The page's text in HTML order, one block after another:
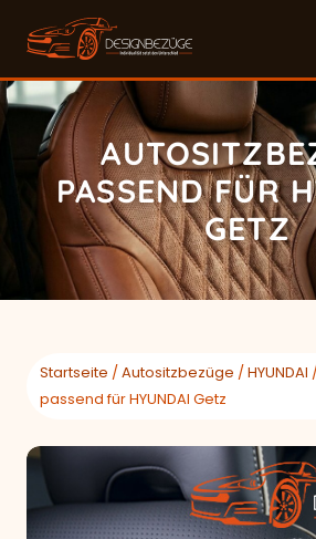
PASSEND FÜR
GETZ
Startseite /Autositzbezüge /HYUNDAI
passend für HYUNDAI Getz